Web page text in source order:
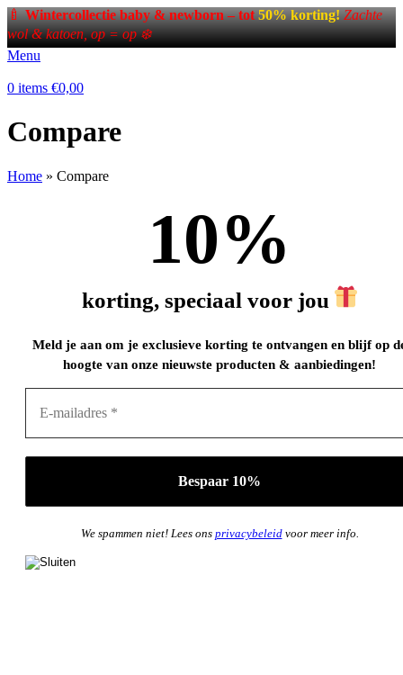
🍼Wintercollectie baby & newborn – tot50% korting! Zachte
wol & katoen, op = op ❄️
Menu
0 items €0,00
Compare
Home » Compare
10%
korting, speciaal voor jou
Meld je aan om je exclusieve korting te ontvangen en blijf op
hoogte van onze nieuwste producten & aanbiedingen!
We spammen niet! Lees ons privacybeleidvoor meer info.